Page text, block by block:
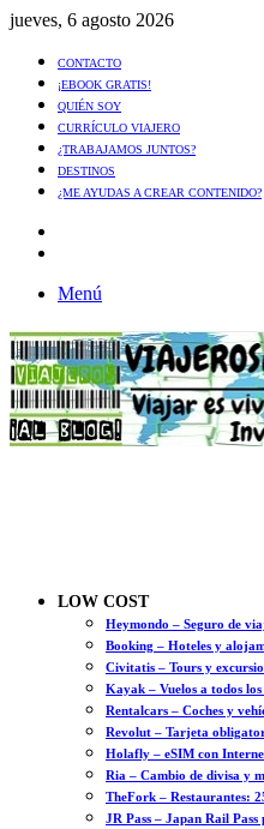
jueves, 6 agosto 2026
CONTACTO
¡EBOOK GRATIS!
QUIÉN SOY
CURRÍCULO VIAJERO
¿TRABAJAMOS JUNTOS?
DESTINOS
¿ME AYUDAS A CREAR CONTENIDO?
Menú
LOW COST
Heymondo – Seguro de
Booking – Hoteles y
Civitatis – Tours y
Kayak – Vuelos a todos los
Rentalcars – Coches y
Revolut – Tarjeta
Holafly – eSIM con
Ria – Cambio de divisa y
TheFork – Restaurantes:
JR Pass – Japan Rail